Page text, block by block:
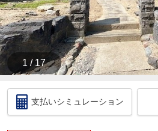
◇住宅ローンのご相談いつでも
◇
・いくら位の住宅を購入する方
・今買うのがいいの？それとも
ら？
・いくらぐらいまで借りられ
くらになるの？
・車のローンがあっても住宅ロ
・自営業だけど大丈夫？
このような住宅購入に関する資
1 / 17
支払いシミュレーション